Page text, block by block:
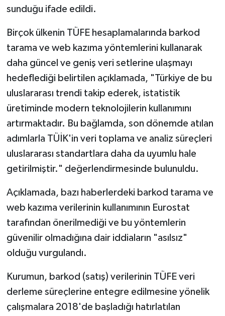
sunduğu ifade edildi.
Birçok ülkenin TÜFE hesaplamalarında barkod
tarama ve web kazıma yöntemlerini kullanarak
daha güncel ve geniş veri setlerine ulaşmayı
hedeflediği belirtilen açıklamada, "Türkiye de bu
uluslararası trendi takip ederek, istatistik
üretiminde modern teknolojilerin kullanımını
artırmaktadır. Bu bağlamda, son dönemde atılan
adımlarla TÜİK'in veri toplama ve analiz süreçleri
uluslararası standartlara daha da uyumlu hale
getirilmiştir." değerlendirmesinde bulunuldu.
Açıklamada, bazı haberlerdeki barkod tarama ve
web kazıma verilerinin kullanımının Eurostat
tarafından önerilmediği ve bu yöntemlerin
güvenilir olmadığına dair iddiaların "asılsız"
olduğu vurgulandı.
Kurumun, barkod (satış) verilerinin TÜFE veri
derleme süreçlerine entegre edilmesine yönelik
çalışmalara 2018'de başladığı hatırlatılan